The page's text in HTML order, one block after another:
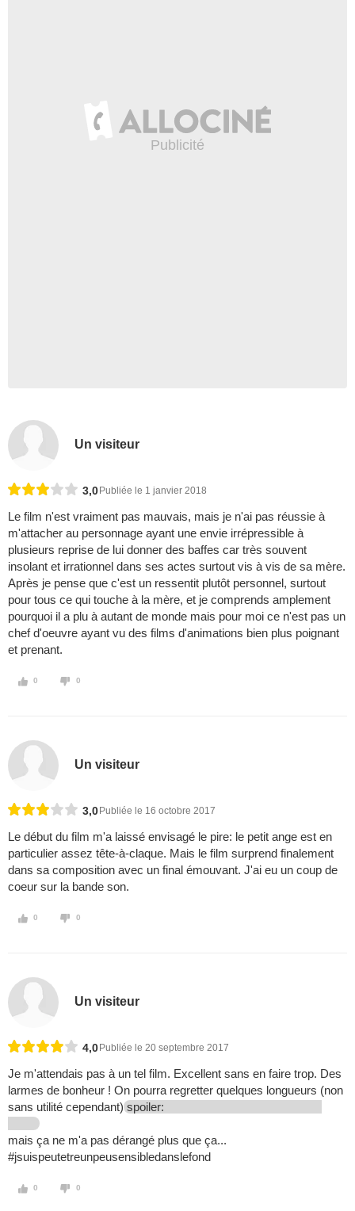
Un visiteur
3,0 Publiée le 1 janvier 2018
Le film n'est vraiment pas mauvais, mais je n'ai pas réussie à
m'attacher au personnage ayant une envie irrépressible à
plusieurs reprise de lui donner des baffes car très souvent
insolant et irrationnel dans ses actes surtout vis à vis de sa mère.
Après je pense que c'est un ressentit plutôt personnel, surtout
pour tous ce qui touche à la mère, et je comprends amplement
pourquoi il a plu à autant de monde mais pour moi ce n'est pas un
chef d'oeuvre ayant vu des films d'animations bien plus poignant
et prenant.
0 0
Un visiteur
3,0 Publiée le 16 octobre 2017
Le début du film m'a laissé envisagé le pire: le petit ange est en
particulier assez tête-à-claque. Mais le film surprend finalement
dans sa composition avec un final émouvant. J'ai eu un coup de
coeur sur la bande son.
0 0
Un visiteur
4,0 Publiée le 20 septembre 2017
Je m'attendais pas à un tel film. Excellent sans en faire trop. Des
larmes de bonheur ! On pourra regretter quelques longueurs (non
sans utilité cependant) spoiler:
mais ça ne m'a pas dérangé plus que ça...
#jsuispeutetreunpeusensibledanslefond
0 0